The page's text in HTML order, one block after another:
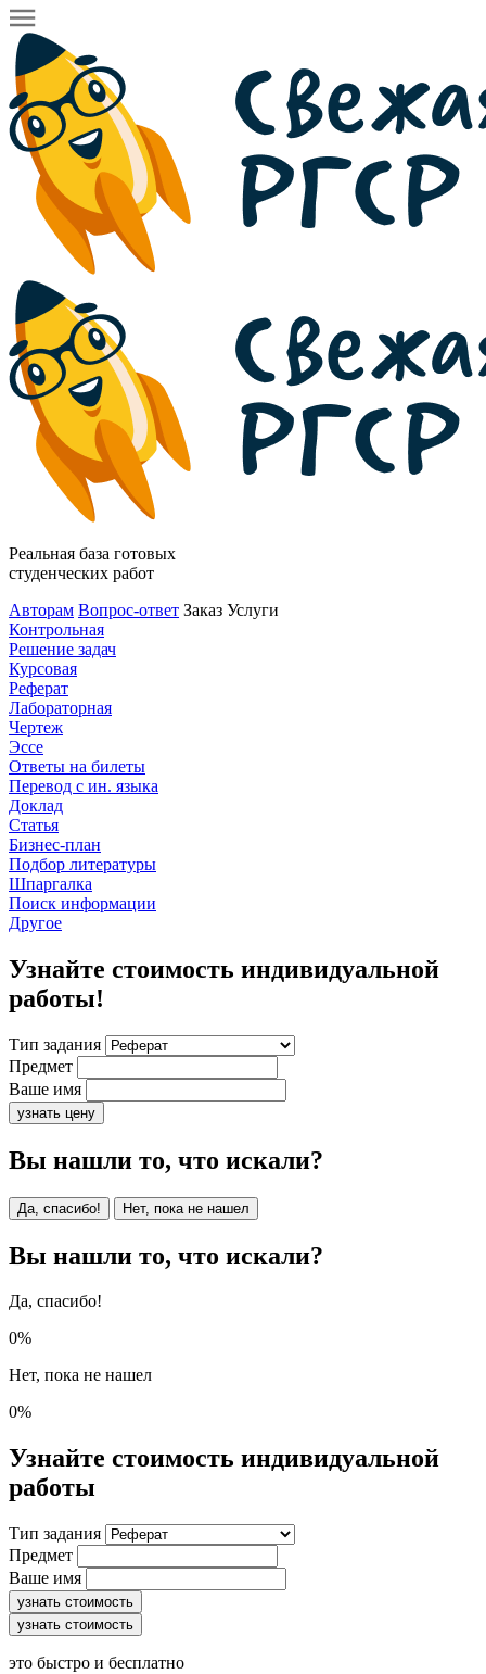
Реальная база готовых
студенческих работ
Авторам Вопрос-ответ Заказ Услуги
Контрольная
Решение задач
Курсовая
Реферат
Лабораторная
Чертеж
Эссе
Ответы на билеты
Перевод с ин. языка
Доклад
Статья
Бизнес-план
Подбор литературы
Шпаргалка
Поиск информации
Другое
Узнайте стоимость индивидуальной
работы!
Тип задания
Предмет
Ваше имя
узнать цену
Вы нашли то, что искали?
Да, спасибо! Нет, пока не нашел
Вы нашли то, что искали?
Да, спасибо!
0%
Нет, пока не нашел
0%
Узнайте стоимость индивидуальной
работы
Тип задания
Предмет
Ваше имя
узнать стоимость
узнать стоимость
это быстро и бесплатно